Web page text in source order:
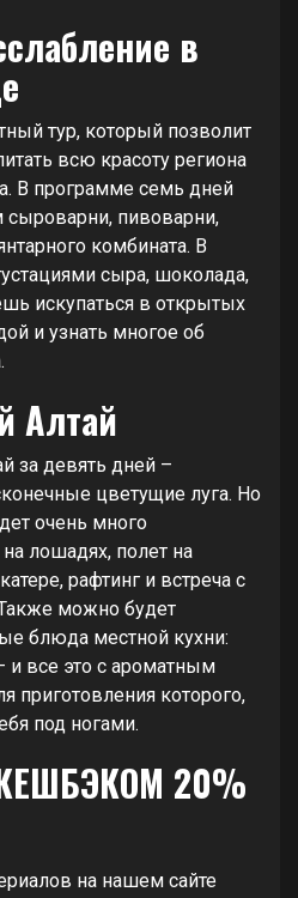
в
тур, который позволит
всю красоту региона
В программе семь дней
пивоварни,
комбината. В
сыра, шоколада,
искупаться в открытых
и узнать многое об
Алтай
за девять дней –
цветущие луга. Но
очень много
на лошадях, полет на
рафтинг и встреча с
можно будет
блюда местной кухни:
и все это с ароматным
приготовления которого,
под ногами.
20%
на нашем сайте